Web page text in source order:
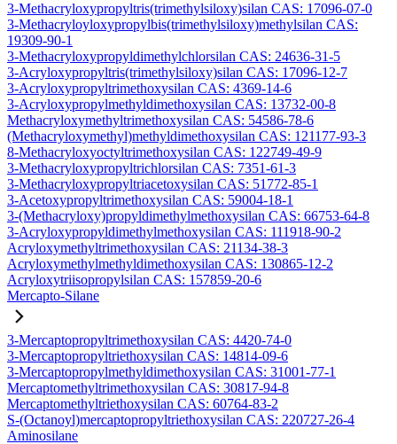
3-Methacryloxypropyltris(trimethylsiloxy)silan CAS: 17096-07-0
3-Methacryloyloxypropylbis(trimethylsiloxy)methylsilan CAS:
19309-90-1
3-Methacryloxypropyldimethylchlorsilan CAS: 24636-31-5
3-Acryloxypropyltris(trimethylsiloxy)silan CAS: 17096-12-7
3-Acryloxypropyltrimethoxysilan CAS: 4369-14-6
3-Acryloxypropylmethyldimethoxysilan CAS: 13732-00-8
Methacryloxymethyltrimethoxysilan CAS: 54586-78-6
(Methacryloxymethyl)methyldimethoxysilan CAS: 121177-93-3
8-Methacryloxyoctyltrimethoxysilan CAS: 122749-49-9
3-Methacryloxypropyltrichlorsilan CAS: 7351-61-3
3-Methacryloxypropyltriacetoxysilan CAS: 51772-85-1
3-Acetoxypropyltrimethoxysilan CAS: 59004-18-1
3-(Methacryloxy)propyldimethylmethoxysilan CAS: 66753-64-8
3-Acryloxypropyldimethylmethoxysilan CAS: 111918-90-2
Acryloxymethyltrimethoxysilan CAS: 21134-38-3
Acryloxymethylmethyldimethoxysilan CAS: 130865-12-2
Acryloxytriisopropylsilan CAS: 157859-20-6
Mercapto-Silane
3-Mercaptopropyltrimethoxysilan CAS: 4420-74-0
3-Mercaptopropyltriethoxysilan CAS: 14814-09-6
3-Mercaptopropylmethyldimethoxysilan CAS: 31001-77-1
Mercaptomethyltrimethoxysilan CAS: 30817-94-8
Mercaptomethyltriethoxysilan CAS: 60764-83-2
S-(Octanoyl)mercaptopropyltriethoxysilan CAS: 220727-26-4
Aminosilane